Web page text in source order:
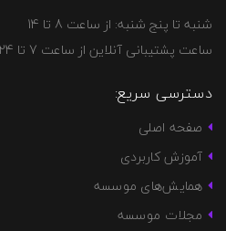
شنبه تا پنج شنبه: از ساعت 8 تا 14
ساعت پشتیبانی آنلاین از ساعت 7 تا 24 می باشد
دسترسی سریع:
صفحه اصلی
آموزش کاربردی
همایش‌های موسسه
مجلات موسسه